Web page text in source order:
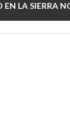
LA SIERRA